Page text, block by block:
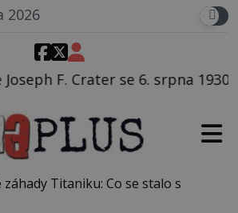
2026
1930 navečeří ve své
Titaniku: Co se stalo s